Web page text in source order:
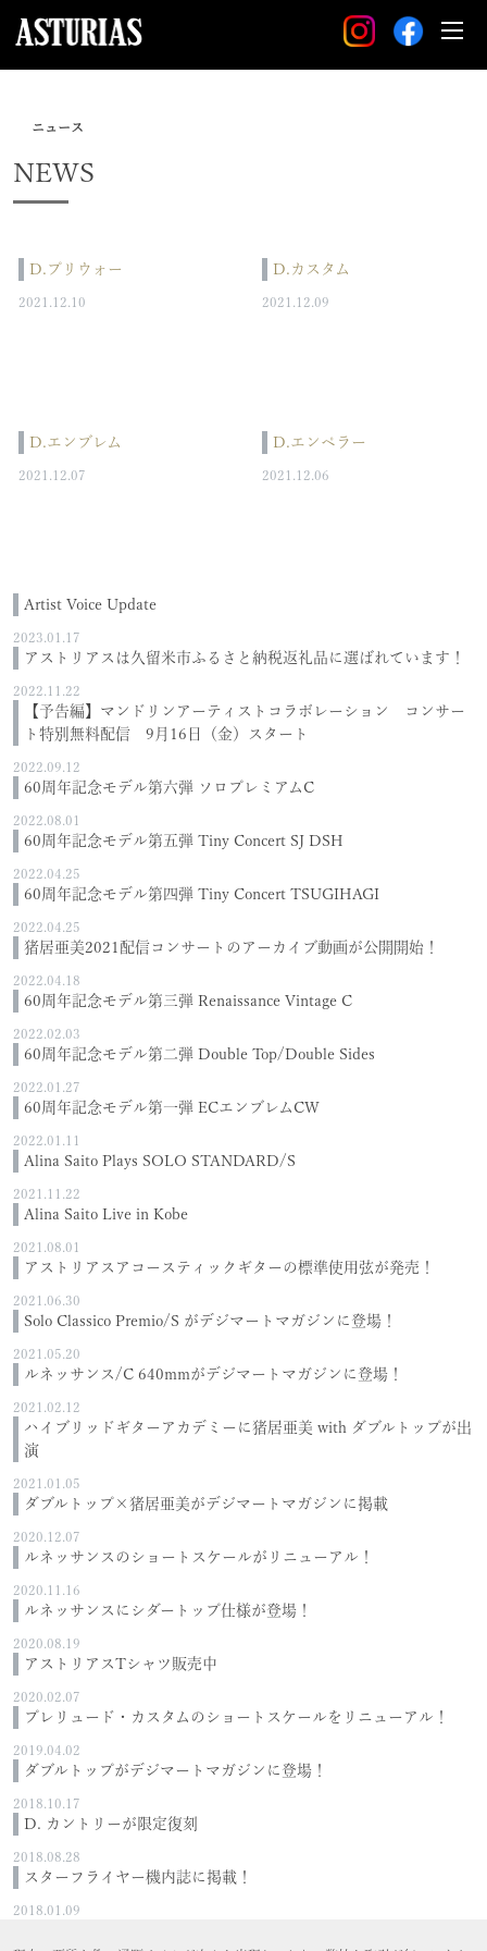
ニュース
NEWS
D.プリウォー
2021.12.10
D.カスタム
2021.12.09
D.エンブレム
2021.12.07
D.エンペラー
2021.12.06
Artist Voice Update
2023.01.17
アストリアスは久留米市ふるさと納税返礼品に選ばれています！
2022.11.22
【予告編】マンドリンアーティストコラボレーション コンサー
ト特別無料配信 9月16日（金）スタート
2022.09.12
60周年記念モデル第六弾 ソロプレミアムC
2022.08.01
60周年記念モデル第五弾 Tiny Concert SJ DSH
2022.04.25
60周年記念モデル第四弾 Tiny Concert TSUGIHAGI
2022.04.25
猪居亜美2021配信コンサートのアーカイブ動画が公開開始！
2022.04.18
60周年記念モデル第三弾 Renaissance Vintage C
2022.02.03
60周年記念モデル第二弾 Double Top/Double Sides
2022.01.27
60周年記念モデル第一弾 ECエンブレムCW
2022.01.11
Alina Saito Plays SOLO STANDARD/S
2021.11.22
Alina Saito Live in Kobe
2021.08.01
アストリアスアコースティックギターの標準使用弦が発売！
2021.06.30
Solo Classico Premio/S がデジマートマガジンに登場！
2021.05.20
ルネッサンス/C 640mmがデジマートマガジンに登場！
2021.02.12
ハイブリッドギターアカデミーに猪居亜美 with ダブルトップが出
演
2021.01.05
ダブルトップ×猪居亜美がデジマートマガジンに掲載
2020.12.07
ルネッサンスのショートスケールがリニューアル！
2020.11.16
ルネッサンスにシダートップ仕様が登場！
2020.08.19
アストリアスTシャツ販売中
2020.02.07
プレリュード・カスタムのショートスケールをリニューアル！
2019.04.02
ダブルトップがデジマートマガジンに登場！
2018.10.17
D. カントリーが限定復刻
2018.08.28
スターフライヤー機内誌に掲載！
2018.01.09